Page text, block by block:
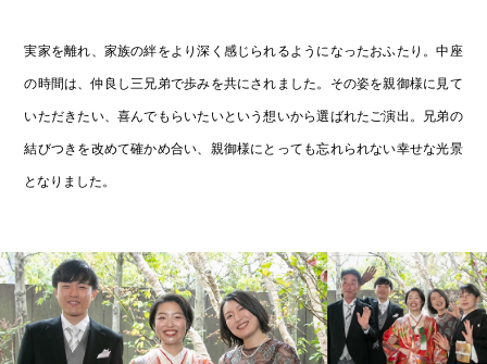
実家を離れ、家族の絆をより深く感じられるようになったおふたり。中座
の時間は、仲良し三兄弟で歩みを共にされました。その姿を親御様に見て
いただきたい、喜んでもらいたいという想いから選ばれたご演出。兄弟の
結びつきを改めて確かめ合い、親御様にとっても忘れられない幸せな光景
となりました。